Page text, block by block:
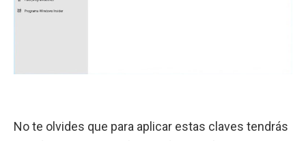
No te olvides que para aplicar estas claves tendrás